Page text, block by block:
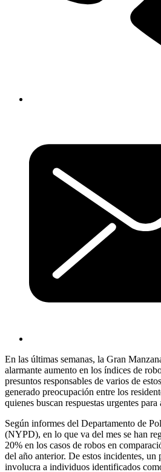
En las últimas semanas, la Gran
alarmante aumento en los índices de
presuntos responsables de varios de
generado preocupación entre los
quienes buscan respuestas urgentes
Según informes del Departamento de
(NYPD), en lo que va del mes se han
20% en los casos de robos en
del año anterior. De estos incidentes,
involucra a individuos identificados